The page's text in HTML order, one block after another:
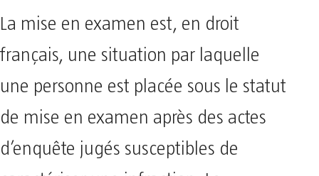
La mise en examen est, en droit
français, une situation par laquelle
une personne est placée sous le statut
de mise en examen après des actes
d’enquête jugés susceptibles de